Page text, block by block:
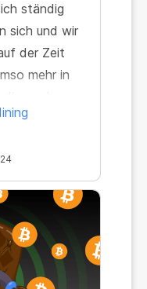
ständig
sich und wir
der Zeit
mehr in
daran ist,